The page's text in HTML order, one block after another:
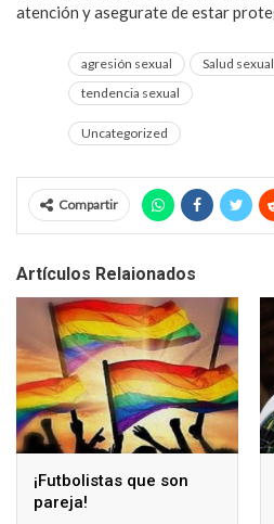
atención y asegurate de estar
agresión sexual Salud sexual
tendencia sexual
Uncategorized
Compartir
Artículos Relaionados
¡Futbolistas que son
pareja!